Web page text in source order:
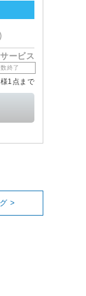
ービス
終了
1点まで
>